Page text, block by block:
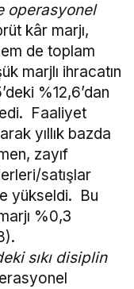
operasyonel
kâr marjı,
de toplam
marjlı ihracatın
%12,6’dan
Faaliyet
yıllık bazda
zayıf
satışlar
yükseldi. Bu
%0,3
sıkı disiplin